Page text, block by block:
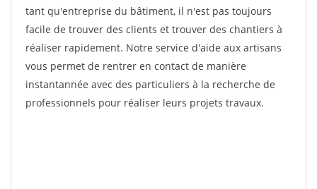
tant qu'entreprise du bâtiment, il n'est pas toujours
facile de trouver des clients et trouver des chantiers à
réaliser rapidement. Notre service d'aide aux artisans
vous permet de rentrer en contact de manière
instantannée avec des particuliers à la recherche de
professionnels pour réaliser leurs projets travaux.